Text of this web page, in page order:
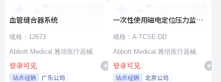
血管缝合器系统
规格：12673
Abbott Medical 雅培医疗器械
登录可见
站点经销 广东公司
一次性使用磁电定位压力监测
消融导管
规格：A-TCSE-DD
Abbott Medical 雅培医疗器械
登录可见
站点经销 北京公司